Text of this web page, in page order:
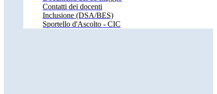
Contatti dei docenti
Inclusione (DSA/BES)
Sportello d'Ascolto - CIC